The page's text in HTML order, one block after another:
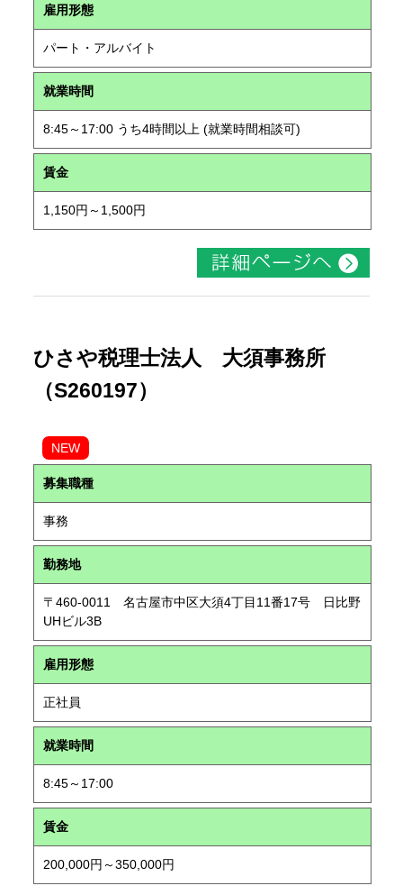
雇用形態
パート・アルバイト
就業時間
8:45～17:00 うち4時間以上 (就業時間相談可)
賃金
1,150円～1,500円
ひさや税理士法人 大須事務所
（S260197）
NEW
募集職種
事務
勤務地
〒460-0011 名古屋市中区大須4丁目11番17号 日比野
UHビル3B
雇用形態
正社員
就業時間
8:45～17:00
賃金
200,000円～350,000円